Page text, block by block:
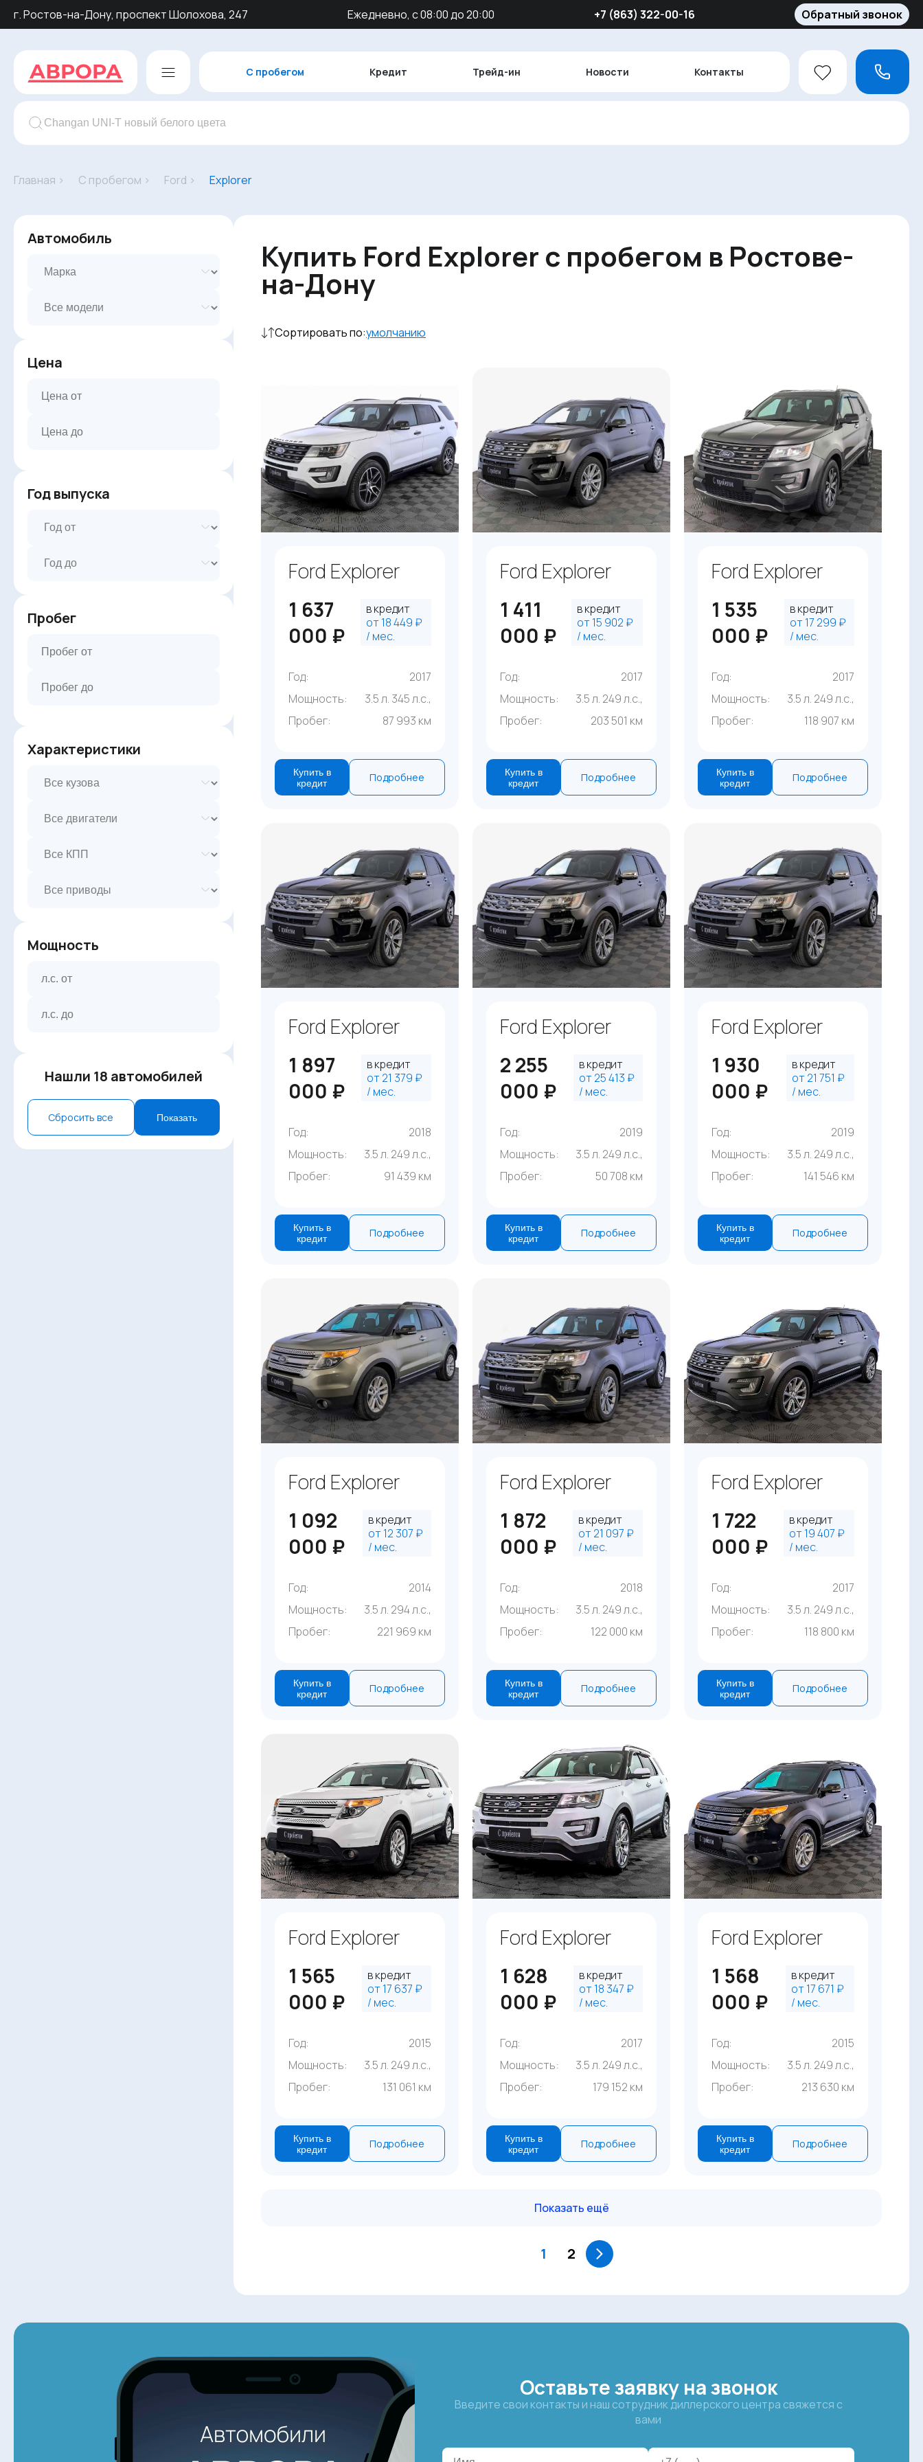
г. Ростов-на-Дону, проспект Шолохова, 247 Ежедневно, с 08:00 до 20:00 ‪+7 (863) 322-00-16 Обратный звонок
С пробегом Кредит Трейд-ин Новости Контакты
Главная › С пробегом › Ford › Explorer
Автомобиль
Цена
Год выпуска
Пробег
Характеристики
Мощность
Нашли 18 автомобилей
Сбросить все Показать
Купить Ford Explorer с пробегом в Ростове-
на-Дону
Сортировать по:умолчанию
Ford Explorer
1 637
000 ₽
в кредит
от 18 449 ₽
/ мес.
Год:
2017
Мощность:
3.5 л. 345 л.с.,
Пробег:
87 993 км
Купить в
кредит
Подробнее
Ford Explorer
1 411
000 ₽
в кредит
от 15 902 ₽
/ мес.
Год:
2017
Мощность:
3.5 л. 249 л.с.,
Пробег:
203 501 км
Купить в
кредит
Подробнее
Ford Explorer
1 535
000 ₽
в кредит
от 17 299 ₽
/ мес.
Год:
2017
Мощность:
3.5 л. 249 л.с.,
Пробег:
118 907 км
Купить в
кредит
Подробнее
Ford Explorer
1 897
000 ₽
в кредит
от 21 379 ₽
/ мес.
Год:
2018
Мощность:
3.5 л. 249 л.с.,
Пробег:
91 439 км
Купить в
кредит
Подробнее
Ford Explorer
2 255
000 ₽
в кредит
от 25 413 ₽
/ мес.
Год:
2019
Мощность:
3.5 л. 249 л.с.,
Пробег:
50 708 км
Купить в
кредит
Подробнее
Ford Explorer
1 930
000 ₽
в кредит
от 21 751 ₽
/ мес.
Год:
2019
Мощность:
3.5 л. 249 л.с.,
Пробег:
141 546 км
Купить в
кредит
Подробнее
Ford Explorer
1 092
000 ₽
в кредит
от 12 307 ₽
/ мес.
Год:
2014
Мощность:
3.5 л. 294 л.с.,
Пробег:
221 969 км
Купить в
кредит
Подробнее
Ford Explorer
1 872
000 ₽
в кредит
от 21 097 ₽
/ мес.
Год:
2018
Мощность:
3.5 л. 249 л.с.,
Пробег:
122 000 км
Купить в
кредит
Подробнее
Ford Explorer
1 722
000 ₽
в кредит
от 19 407 ₽
/ мес.
Год:
2017
Мощность:
3.5 л. 249 л.с.,
Пробег:
118 800 км
Купить в
кредит
Подробнее
Ford Explorer
1 565
000 ₽
в кредит
от 17 637 ₽
/ мес.
Год:
2015
Мощность:
3.5 л. 249 л.с.,
Пробег:
131 061 км
Купить в
кредит
Подробнее
Ford Explorer
1 628
000 ₽
в кредит
от 18 347 ₽
/ мес.
Год:
2017
Мощность:
3.5 л. 249 л.с.,
Пробег:
179 152 км
Купить в
кредит
Подробнее
Ford Explorer
1 568
000 ₽
в кредит
от 17 671 ₽
/ мес.
Год:
2015
Мощность:
3.5 л. 249 л.с.,
Пробег:
213 630 км
Купить в
кредит
Подробнее
Показать ещё
1 2
Оставьте заявку на звонок
Введите свои контакты и наш сотрудник диллерского центра свяжется с
вами